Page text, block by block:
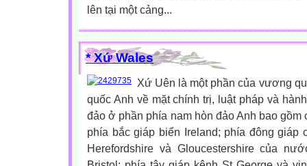
lên tại một cảng...
* Xứ Wales
Xứ Uên là một phần của vương
quốc Anh về mặt chính trị, luật pháp và
đảo ở phần phía nam hòn đảo Anh bao
phía bắc giáp biển Ireland; phía đông giáp
Herefordshire và Gloucestershire của